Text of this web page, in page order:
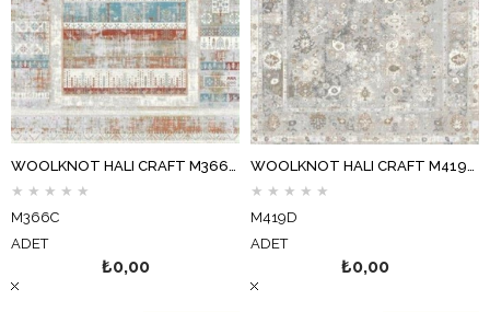
★ ★ ★ ★ ★
M366C
ADET
₺0,00
★ ★ ★ ★ ★
M419D
ADET
₺0,00